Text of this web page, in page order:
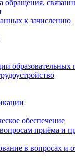
обращения,
к зачислению
обеспечение
приёма и
в вопросах и